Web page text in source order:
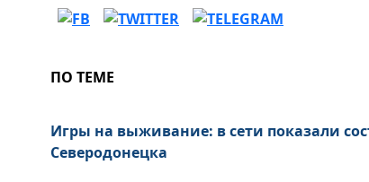
ПО ТЕМЕ
Игры на выживание: в сети показали
Северодонецка